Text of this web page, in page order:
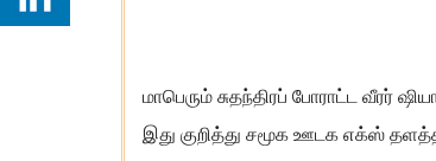
மாபெரும் சுதந்திரப் போராட்ட வீரர்
இது குறித்து சமூக ஊடக எக்ஸ்